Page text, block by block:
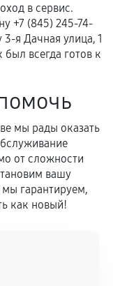
в сервис.
+7 (845) 245-74-
я Дачная улица, 1
всегда готов к
мы рады оказать
от сложности
вашу
гарантируем,
как новый!